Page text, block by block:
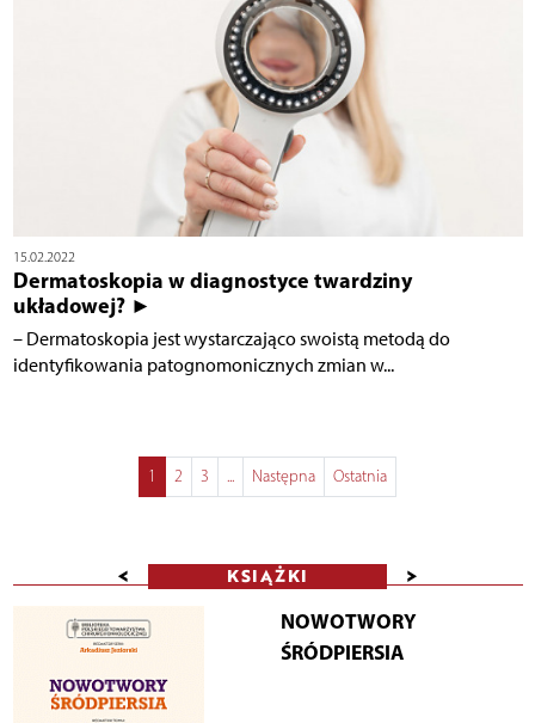
15.02.2022
Dermatoskopia w diagnostyce twardziny
układowej? ►
– Dermatoskopia jest wystarczająco swoistą metodą do
identyfikowania patognomonicznych zmian w...
1 2 3 ... Następna Ostatnia
< KSIĄŻKI >
NOWOTWORY
ŚRÓDPIERSIA